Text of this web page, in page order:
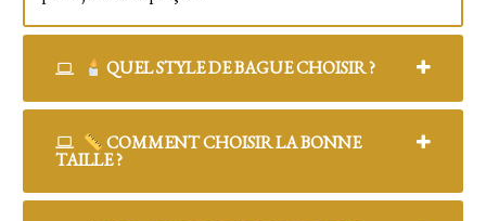
QUEL STYLE DE BAGUE CHOISIR ?
COMMENT CHOISIR LA BONNE
TAILLE ?